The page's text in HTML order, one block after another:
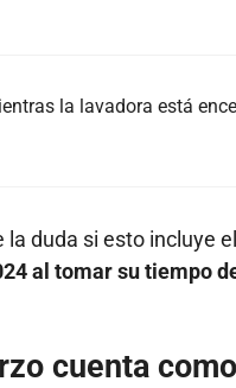
la lavadora está
duda si esto incluye
al tomar su tiempo
cuenta